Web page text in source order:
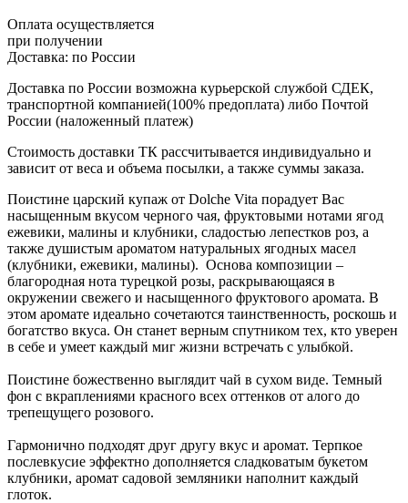
Оплата осуществляется
при получении
Доставка: по России
Доставка по России возможна курьерской службой СДЕК,
транспортной компанией(100% предоплата) либо Почтой
России (наложенный платеж)
Стоимость доставки ТК рассчитывается индивидуально и
зависит от веса и объема посылки, а также суммы заказа.
Поистине царский купаж от Dolche Vita порадует Вас
насыщенным вкусом черного чая, фруктовыми нотами ягод
ежевики, малины и клубники, сладостью лепестков роз, а
также душистым ароматом натуральных ягодных масел
(клубники, ежевики, малины). Основа композиции –
благородная нота турецкой розы, раскрывающаяся в
окружении свежего и насыщенного фруктового аромата. В
этом аромате идеально сочетаются таинственность, роскошь и
богатство вкуса. Он станет верным спутником тех, кто уверен
в себе и умеет каждый миг жизни встречать с улыбкой.
Поистине божественно выглядит чай в сухом виде. Темный
фон с вкраплениями красного всех оттенков от алого до
трепещущего розового.
Гармонично подходят друг другу вкус и аромат. Терпкое
послевкусие эффектно дополняется сладковатым букетом
клубники, аромат садовой земляники наполнит каждый
глоток.